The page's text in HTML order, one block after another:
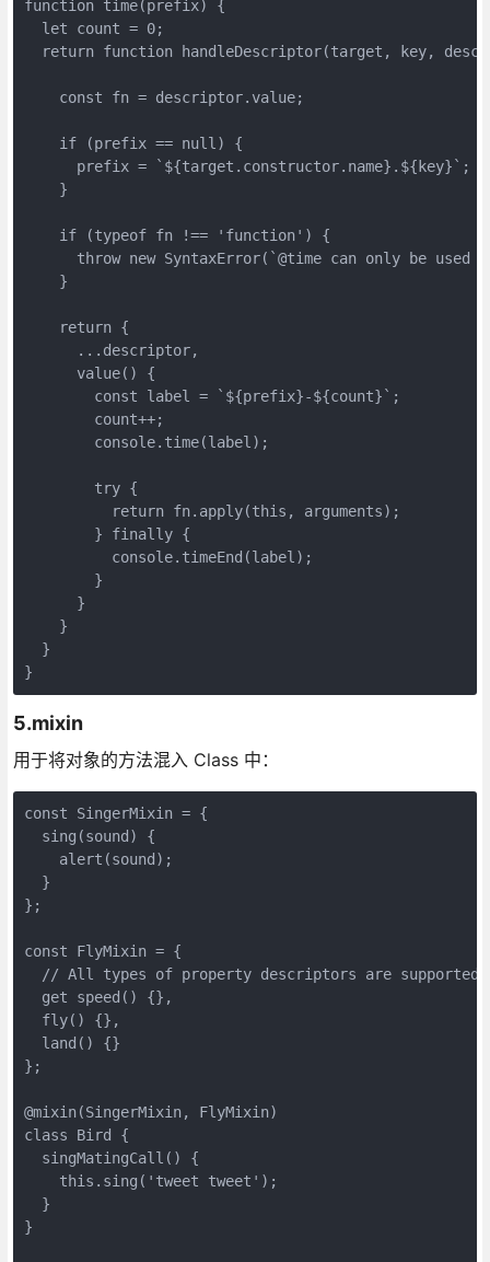
function time(prefix) {
  let count = 0;
return function handleDescriptor(target, key,
    const fn = descriptor.value;
    if (prefix == null) {
      prefix = `${target.constructor.name}.${key}`;
    }
    if (typeof fn !== 'function') {
throw new SyntaxError(`@time can only be used
    }
    return {
      ...descriptor,
      value() {
        const label = `${prefix}-${count}`;
        count++;
        console.time(label);
        try {
          return fn.apply(this, arguments);
        } finally {
          console.timeEnd(label);
        }
      }
    }
  }
}
5.mixin
用于将对象的方法混入 Class 中：
const SingerMixin = {
  sing(sound) {
    alert(sound);
  }
};
const FlyMixin = {
  // All types of property descriptors are supported
  get speed() {},
  fly() {},
  land() {}
};
@mixin(SingerMixin, FlyMixin)
class Bird {
  singMatingCall() {
    this.sing('tweet tweet');
  }
}